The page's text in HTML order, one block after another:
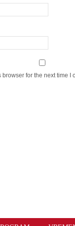
for the next time I